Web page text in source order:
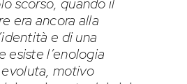
era ancora alla
e di una
esiste l’enologia
motivo